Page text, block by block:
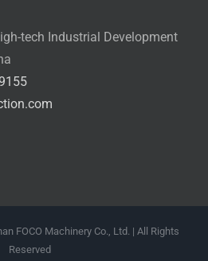
tech Industrial Development
FOCO Machinery Co., Ltd. | All Rights
Reserved